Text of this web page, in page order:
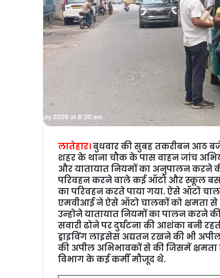
लातेहार।बुधवार की सुबह तकरीबन आठ
शहर के थाना चौक के पास वाहन जांच
और यातायात नियमों का अनुपालन करने
परिवहन करने वाले कई ऑटो और स्‍कूल
का परिवहन करते पाया गया. ऐसे ऑटो
एमवीआई ने ऐसे ऑटो चालकों को क्षमता से
उन्‍होने यातायात नियमों का पालन करने
सवारी ढोने पर दुर्घटना की आशंका बनी
ड्राइविंग लाइसेस अद्यतन रखने की भी
की अपील अभिभावकों से की जिसमें
विभाग के कई कर्मी मौजूद थे.